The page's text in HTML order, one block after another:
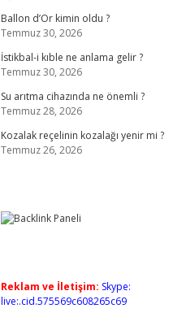
Ballon d’Or kimin oldu ?
Temmuz 30, 2026
İstikbal-i kıble ne anlama gelir ?
Temmuz 30, 2026
Su arıtma cihazında ne önemli ?
Temmuz 28, 2026
Kozalak reçelinin kozalağı yenir mi ?
Temmuz 26, 2026
Reklam ve İletişim: Skype:
live:.cid.575569c608265c69